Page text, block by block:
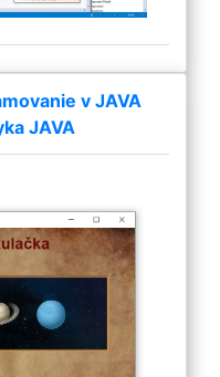
v JAVA
JAVA